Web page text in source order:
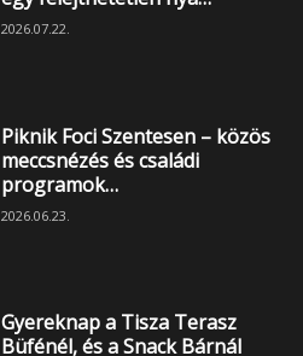
2026.07.22.
Piknik Foci Szentesen – közös
meccsnézés és családi
programok…
2026.06.23.
Gyereknap a Tisza Terasz
Büfénél, és a Snack Bárnál